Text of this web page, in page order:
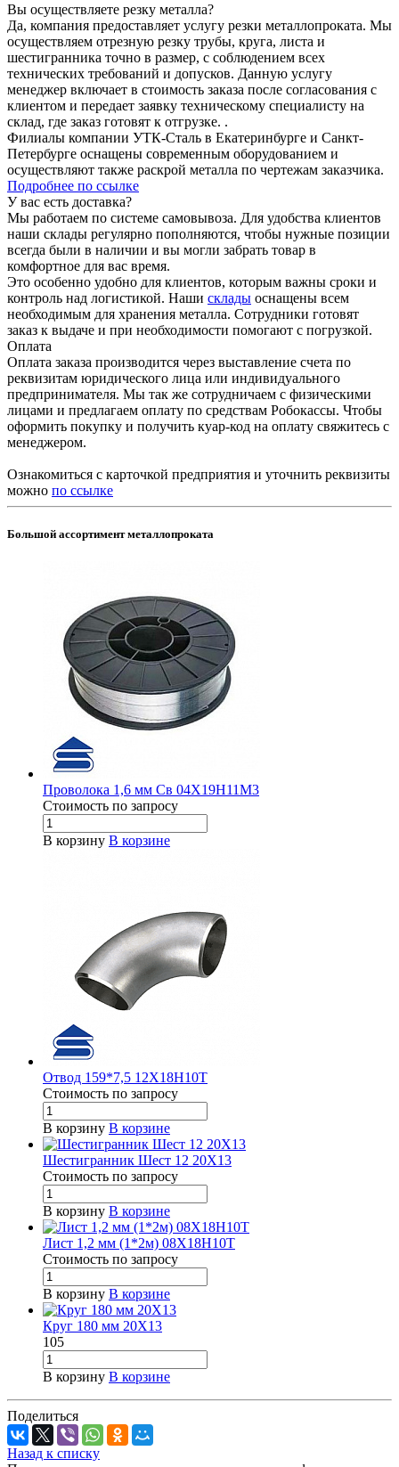
Вы осуществляете резку металла?
Да, компания предоставляет услугу резки металлопроката. Мы
осуществляем отрезную резку трубы, круга, листа и
шестигранника точно в размер, с соблюдением всех
технических требований и допусков. Данную услугу
менеджер включает в стоимость заказа после согласования с
клиентом и передает заявку техническому специалисту на
склад, где заказ готовят к отгрузке. .
Филиалы компании УТК-Сталь в Екатеринбурге и Санкт-
Петербурге оснащены современным оборудованием и
осуществляют также раскрой металла по чертежам заказчика.
Подробнее по ссылке
У вас есть доставка?
Мы работаем по системе самовывоза. Для удобства клиентов
наши склады регулярно пополняются, чтобы нужные позиции
всегда были в наличии и вы могли забрать товар в
комфортное для вас время.
Это особенно удобно для клиентов, которым важны сроки и
контроль над логистикой. Наши склады оснащены всем
необходимым для хранения металла. Сотрудники готовят
заказ к выдаче и при необходимости помогают с погрузкой.
Оплата
Оплата заказа производится через выставление счета по
реквизитам юридического лица или индивидуального
предпринимателя. Мы так же сотрудничаем с физическими
лицами и предлагаем оплату по средствам Робокассы. Чтобы
оформить покупку и получить куар-код на оплату свяжитесь с
менеджером.
Ознакомиться с карточкой предприятия и уточнить реквизиты
можно по ссылке
Большой ассортимент металлопроката
Проволока 1,6 мм Св 04Х19Н11М3
Стоимость по запросу
В корзину В корзине
Отвод 159*7,5 12Х18Н10Т
Стоимость по запросу
В корзину В корзине
Шестигранник Шест 12 20Х13
Стоимость по запросу
В корзину В корзине
Лист 1,2 мм (1*2м) 08Х18Н10Т
Стоимость по запросу
В корзину В корзине
Круг 180 мм 20Х13
105
В корзину В корзине
Поделиться
Назад к списку